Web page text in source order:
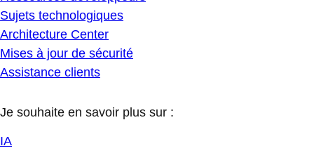
Sujets technologiques
Architecture Center
Mises à jour de sécurité
Assistance clients
Je souhaite en savoir plus sur :
IA